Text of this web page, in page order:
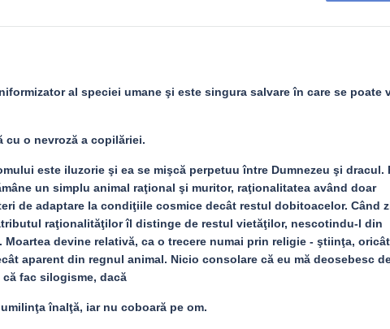
al speciei umane şi este singura salvare în care se poate
cu o nevroză a copilăriei.
este iluzorie şi ea se mişcă perpetuu între Dumnezeu şi dracul.
un simplu animal raţional şi muritor, raţionalitatea având doar
de adaptare la condiţiile cosmice decât restul dobitoacelor. Când
raţionalităţilor îl distinge de restul vietăţilor, nescotindu-l din
devine relativă, ca o trecere numai prin religie - ştiinţa,
aparent din regnul animal. Nicio consolare că eu mă deosebesc
fac silogisme, dacă
înalţă, iar nu coboară pe om.